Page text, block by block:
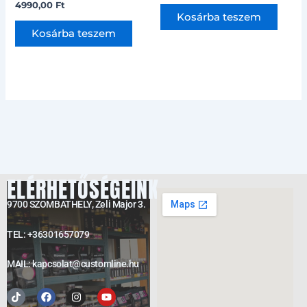
4990,00 Ft
Kosárba teszem
Kosárba teszem
ELÉRHETŐSÉGEINK
9700 SZOMBATHELY, Zeli Major 3.
TEL: +36301657079
MAIL: kapcsolat@customline.hu
TiktokFacebookInstagramYoutube